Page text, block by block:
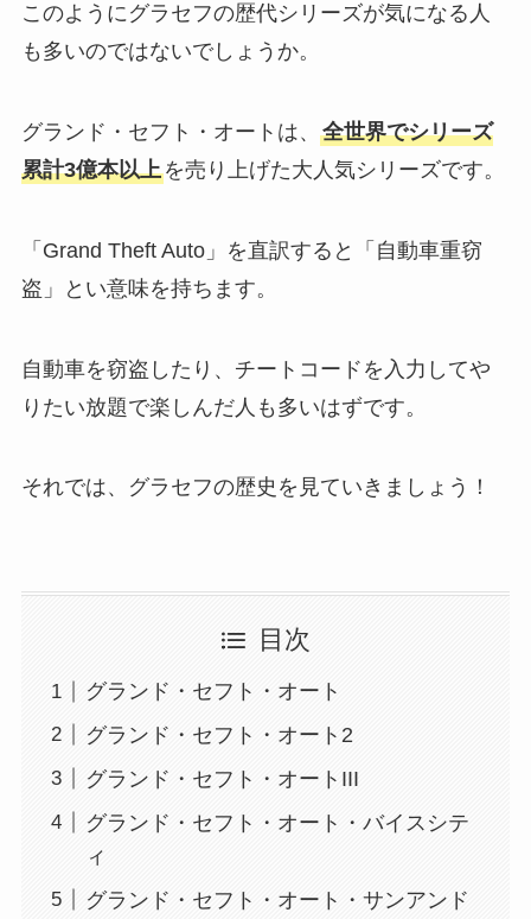
このようにグラセフの歴代シリーズが気になる人
も多いのではないでしょうか。
グランド・セフト・オートは、 全世界でシリーズ
累計3億本以上を売り上げた大人気シリーズです。
「Grand Theft Auto」を直訳すると「自動車重窃
盗」とい意味を持ちます。
自動車を窃盗したり、チートコードを入力してや
りたい放題で楽しんだ人も多いはずです。
それでは、グラセフの歴史を見ていきましょう！
目次
グランド・セフト・オート
グランド・セフト・オート2
グランド・セフト・オートIII
グランド・セフト・オート・バイスシテ
ィ
グランド・セフト・オート・サンアンド